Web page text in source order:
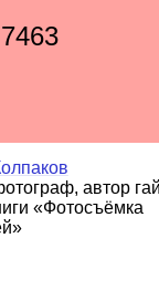
автор
«Фотосъёмка